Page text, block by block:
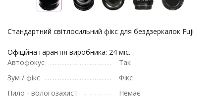
Стандартний світлосильний фікс для бездзеркалок Fuji
Офіційна гарантія виробника: 24 міс.
Автофокус
Так
Зум / фікс
Фікс
Пило - вологозахист
Немає